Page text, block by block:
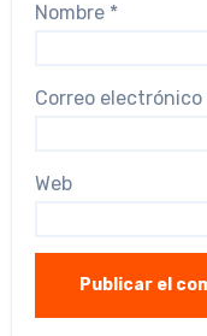
Nombre *
Correo electrónico
Web